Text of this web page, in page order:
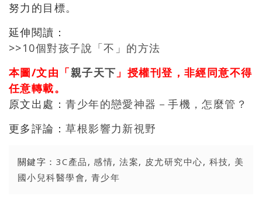
努力的目標。
延伸閱讀：
>>10個對孩子說「不」的方法
本圖/文由「親子天下 」授權刊登，非經同意不得
任意轉載。
原文出處：青少年的戀愛神器－手機，怎麼管？
更多評論：草根影響力新視野
關鍵字： 3C產品 ,感情,法案, 皮尤研究中心, 科技, 美
國小兒科醫學會, 青少年